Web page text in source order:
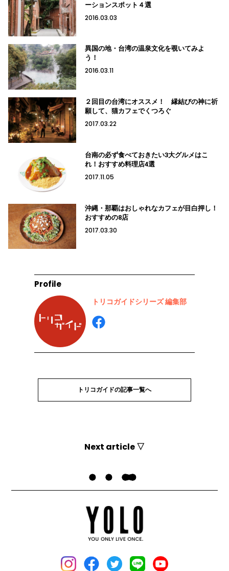
ーションスポット４選
2016.03.03
異国の地・台湾の温泉文化を覗いてみよ
う！
2016.03.11
２回目の台湾にオススメ！ 縁結びの神に祈
願して、猫カフェでくつろぐ
2017.03.22
台南の必ず食べておきたい3大グルメはこ
れ！おすすめ料理店4選
2017.11.05
沖縄・那覇はおしゃれなカフェが目白押し！
おすすめの8店
2017.03.30
Profile
トリコガイドシリーズ 編集部
トリコガイドの記事一覧へ
Next article ▽